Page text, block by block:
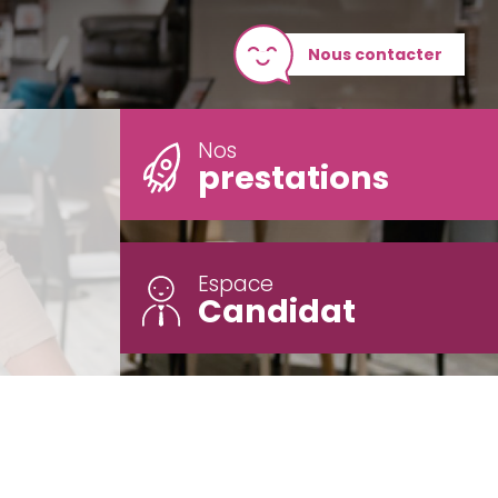
Nous contacter
Nos
prestations
Espace
Candidat